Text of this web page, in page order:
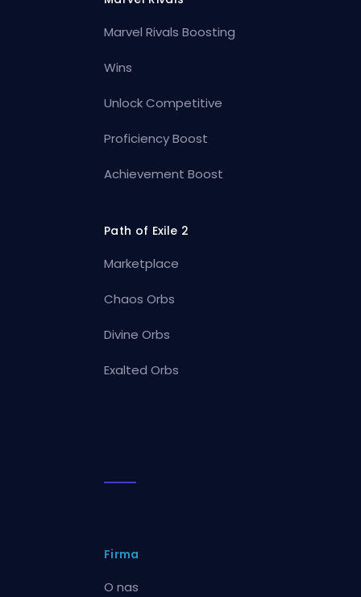
Marvel Rivals Boosting
Wins
Unlock Competitive
Proficiency Boost
Achievement Boost
Path of Exile 2
Marketplace
Chaos Orbs
Divine Orbs
Exalted Orbs
Firma
O nas